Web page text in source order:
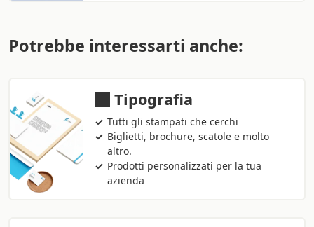
Potrebbe interessarti anche:
Tipografia
Tutti gli stampati che cerchi
Biglietti, brochure, scatole e molto
altro.
Prodotti personalizzati per la tua
azienda